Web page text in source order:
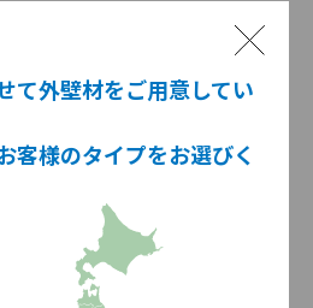
て外壁材をご用意してい
客様のタイプをお選びく
エンサイディング-M14 （マイクロ
シェルド
リア
エンエクセラード16 Fu-ge （マイ
ロガード仕様）
ヴコロール/ソラニティー